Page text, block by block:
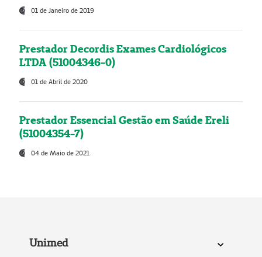
01 de Janeiro de 2019
Prestador Decordis Exames Cardiológicos
LTDA (51004346-0)
01 de Abril de 2020
Prestador Essencial Gestão em Saúde Ereli
(51004354-7)
04 de Maio de 2021
Unimed